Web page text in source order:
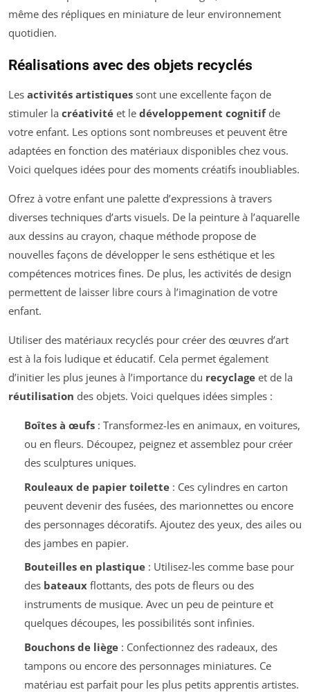
même des répliques en miniature de leur environnement
quotidien.
Réalisations avec des objets recyclés
Les activités artistiques sont une excellente façon de
stimuler la créativité et le développement cognitifde
votre enfant. Les options sont nombreuses et peuvent être
adaptées en fonction des matériaux disponibles chez vous.
Voici quelques idées pour des moments créatifs inoubliables.
Ofrez à votre enfant une palette d’expressions à travers
diverses techniques d’arts visuels. De la peinture à l’aquarelle
aux dessins au crayon, chaque méthode propose de
nouvelles façons de développer le sens esthétique et les
compétences motrices fines. De plus, les activités de design
permettent de laisser libre cours à l’imagination de votre
enfant.
Utiliser des matériaux recyclés pour créer des œuvres d’art
est à la fois ludique et éducatif. Cela permet également
d’initier les plus jeunes à l’importance du recyclage et de la
réutilisation des objets. Voici quelques idées simples :
Boîtes à œufs: Transformez-les en animaux, en voitures,
ou en fleurs. Découpez, peignez et assemblez pour créer
des sculptures uniques.
Rouleaux de papier toilette: Ces cylindres en carton
peuvent devenir des fusées, des marionnettes ou encore
des personnages décoratifs. Ajoutez des yeux, des ailes ou
des jambes en papier.
Bouteilles en plastique: Utilisez-les comme base pour
des bateauxflottants, des pots de fleurs ou des
instruments de musique. Avec un peu de peinture et
quelques découpes, les possibilités sont infinies.
Bouchons de liège: Confectionnez des radeaux, des
tampons ou encore des personnages miniatures. Ce
matériau est parfait pour les plus petits apprentis artistes.